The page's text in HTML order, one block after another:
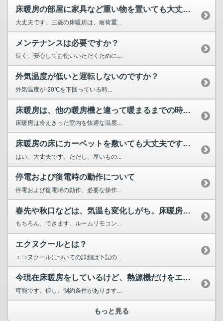
床暖房の部屋に家具など重い物を置いても大丈夫ですか？
大丈夫です。三菱の床暖房は、耐荷重...
メンテナンスは必要ですか？
長く、安心してお使いいただくために...
外気温度が低いと運転しないのですか？
外気温度が-20℃を下回っている時...
床暖房は、他の暖房機と違って暖まるまでの時間がかかりそう。...
床暖房は冷えきった室内を快適な温度...
床暖房の床にカーペットを敷いても大丈夫ですか？
はい、大丈夫です。ただし、厚いもの...
停電および復電時の動作について
停電および復電時の動作、必要な操作...
春先や秋口などは、気温も変化しがち。床暖房は室温の調整がで...
もちろん、できます。ルームリモコン...
エクヌクールとは？
エコヌクールについての詳細は下記の...
今現在床暖房をしているけど、熱源機だけをエコヌクールへ置き...
可能です。但し、制約条件があります...
もっと見る